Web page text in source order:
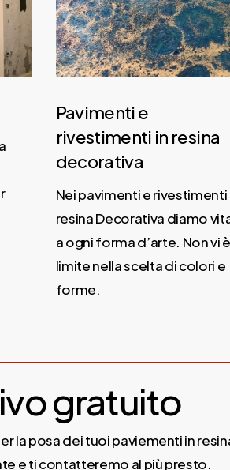
Pavimenti e
rivestimenti in resina
decorativa
Nei pavimenti e rivestimenti
resina Decorativa diamo vita
a ogni forma d’arte. Non vi è
limite nella scelta di colori e
forme.
gratuito
la posa dei tuoi paviementi in
e ti contatteremo al più presto.